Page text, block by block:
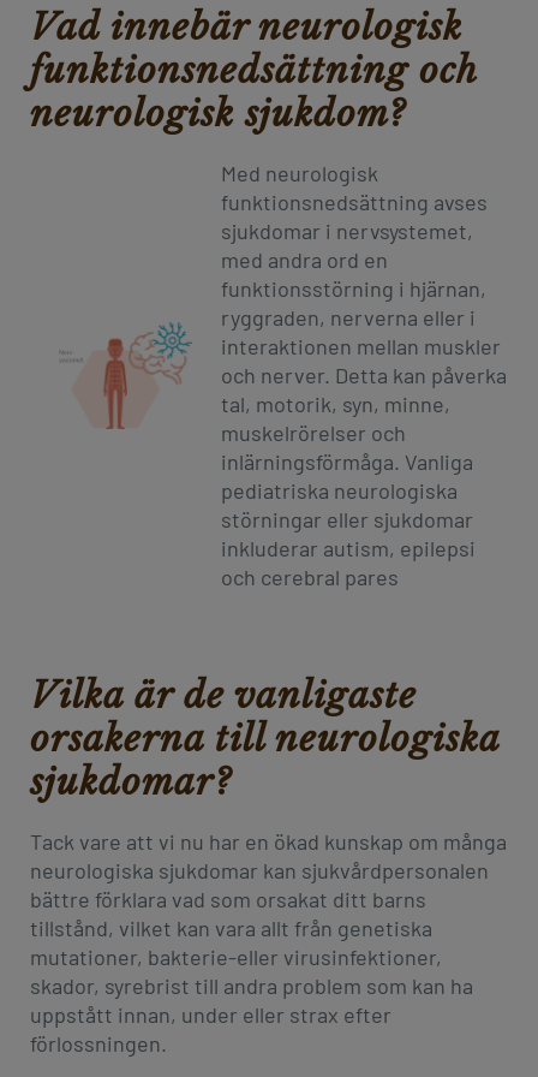
Vad innebär neurologisk
funktionsnedsättning och
neurologisk sjukdom?
Med neurologisk
funktionsnedsättning avses
sjukdomar i nervsystemet,
med andra ord en
funktionsstörning i hjärnan,
ryggraden, nerverna eller i
interaktionen mellan muskler
och nerver. Detta kan påverka
tal, motorik, syn, minne,
muskelrörelser och
inlärningsförmåga. Vanliga
pediatriska neurologiska
störningar eller sjukdomar
inkluderar autism, epilepsi
och cerebral pares
Vilka är de vanligaste
orsakerna till neurologiska
sjukdomar?
Tack vare att vi nu har en ökad kunskap om många
neurologiska sjukdomar kan sjukvårdpersonalen
bättre förklara vad som orsakat ditt barns
tillstånd, vilket kan vara allt från genetiska
mutationer, bakterie-eller virusinfektioner,
skador, syrebrist till andra problem som kan ha
uppstått innan, under eller strax efter
förlossningen.